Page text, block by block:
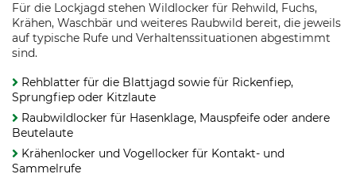
Für die Lockjagd stehen Wildlocker für Rehwild, Fuchs,
Krähen, Waschbär und weiteres Raubwild bereit, die jeweils
auf typische Rufe und Verhaltenssituationen abgestimmt
sind.
Rehblatter für die Blattjagd sowie für Rickenfiep,
Sprungfiep oder Kitzlaute
Raubwildlocker für Hasenklage, Mauspfeife oder andere
Beutelaute
Krähenlocker und Vogellocker für Kontakt- und
Sammelrufe